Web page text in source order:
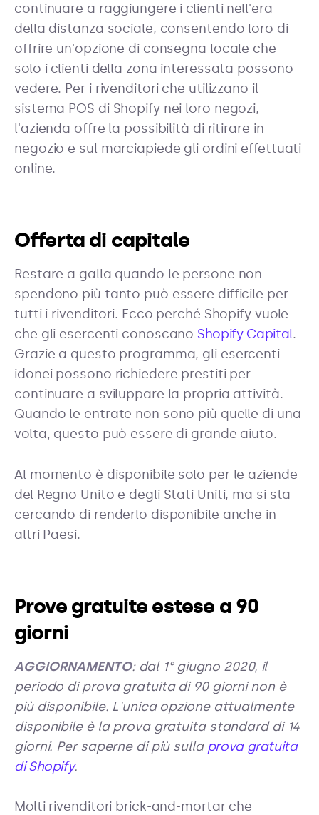
continuare a raggiungere i clienti nell'era
della distanza sociale, consentendo loro di
offrire un'opzione di consegna locale che
solo i clienti della zona interessata possono
vedere. Per i rivenditori che utilizzano il
sistema POS di Shopify nei loro negozi,
l'azienda offre la possibilità di ritirare in
negozio e sul marciapiede gli ordini effettuati
online.
Offerta di capitale
Restare a galla quando le persone non
spendono più tanto può essere difficile per
tutti i rivenditori. Ecco perché Shopify vuole
che gli esercenti conoscano Shopify Capital.
Grazie a questo programma, gli esercenti
idonei possono richiedere prestiti per
continuare a sviluppare la propria attività.
Quando le entrate non sono più quelle di una
volta, questo può essere di grande aiuto.
Al momento è disponibile solo per le aziende
del Regno Unito e degli Stati Uniti, ma si sta
cercando di renderlo disponibile anche in
altri Paesi.
Prove gratuite estese a 90
giorni
AGGIORNAMENTO: dal 1° giugno 2020, il
periodo di prova gratuita di 90 giorni non è
più disponibile. L'unica opzione attualmente
disponibile è la prova gratuita standard di 14
giorni. Per saperne di più sulla prova gratuita
di Shopify.
Molti rivenditori brick-and-mortar che